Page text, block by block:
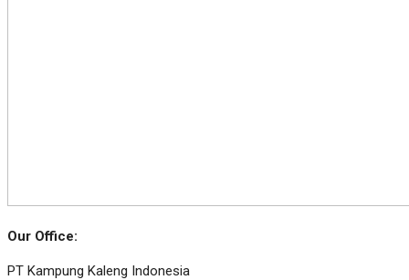
Our Office:
PT Kampung Kaleng Indonesia